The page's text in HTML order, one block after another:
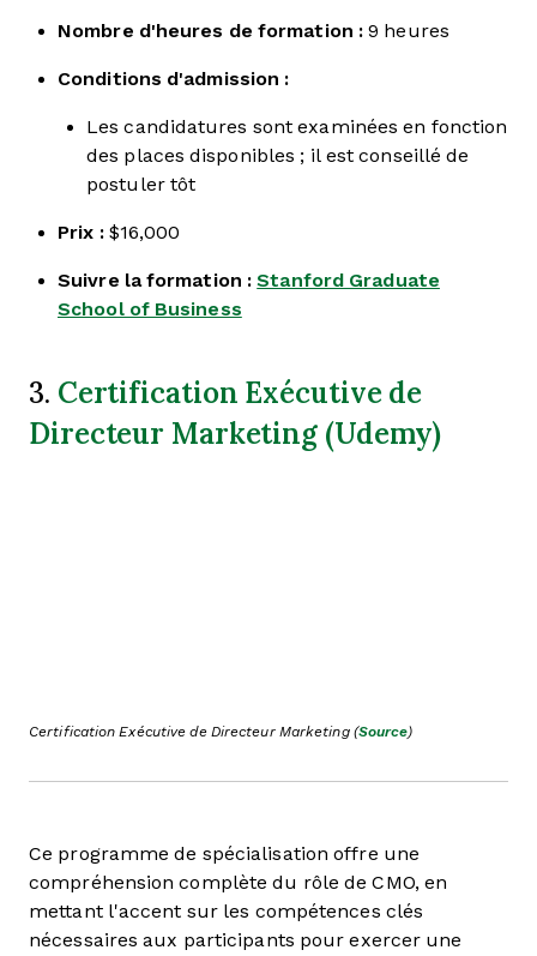
Nombre d'heures de formation : 9 heures
Conditions d'admission :
Les candidatures sont examinées en fonction
des places disponibles ; il est conseillé de
postuler tôt
Prix :$16,000
Suivre la formation : Stanford Graduate
School of Business
3. Certification Exécutive de
Directeur Marketing (Udemy)
Certification Exécutive de Directeur Marketing (Source)
Ce programme de spécialisation offre une
compréhension complète du rôle de CMO, en
mettant l'accent sur les compétences clés
nécessaires aux participants pour exercer une